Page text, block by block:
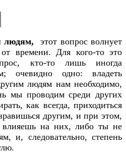
людям,
этот вопрос волнует
времени. Для кого-то это
кто-то лишь иногда
очевидно одно: владеть
людям нам необходимо,
мы проводим среди других
как всегда, приходиться
другим, и при этом,
на них, либо ты не
и, следовательно, степень